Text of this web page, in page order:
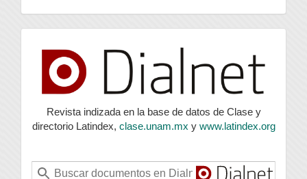
index
Revista indizada en la base de datos de Clase y
directorio Latindex, clase.unam.mx y www.latindex.org